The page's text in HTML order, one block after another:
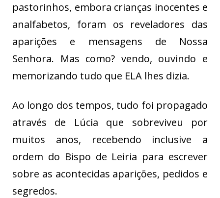
pastorinhos, embora crianças inocentes e
analfabetos, foram os reveladores das
aparições e mensagens de Nossa
Senhora. Mas como? vendo, ouvindo e
memorizando tudo que ELA lhes dizia.
Ao longo dos tempos, tudo foi propagado
através de Lúcia que sobreviveu por
muitos anos, recebendo inclusive a
ordem do Bispo de Leiria para escrever
sobre as acontecidas aparições, pedidos e
segredos.